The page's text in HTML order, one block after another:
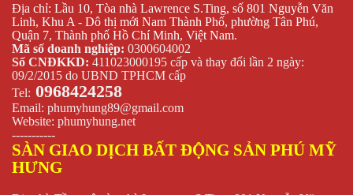
Địa chỉ: Lầu 10, Tòa nhà Lawrence S.Ting, số 801 Nguyễn Văn
Linh, Khu A - Dô thị mới Nam Thành Phố, phường Tân Phú,
Quận 7, Thành phố Hồ Chí Minh, Việt Nam.
Mã số doanh nghiệp: 0300604002
Số CNĐKKD: 411023000195 cấp và thay đổi lần 2 ngày:
09/2/2015 do UBND TPHCM cấp
Tel: 0968424258
Email: phumyhung89@gmail.com
Website: phumyhung.net
-----------
SÀN GIAO DỊCH BẤT ĐỘNG SẢN PHÚ MỸ
HƯNG